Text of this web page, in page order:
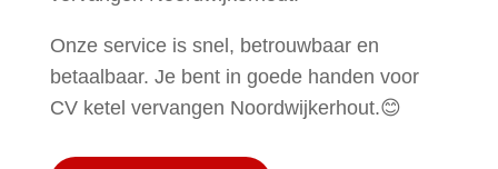
Onze service is snel, betrouwbaar en
betaalbaar. Je bent in goede handen voor
CV ketel vervangen Noordwijkerhout.😊